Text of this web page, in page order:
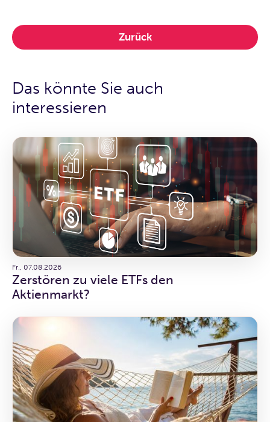
Zurück
Das könnte Sie auch
interessieren
Fr., 07.08.2026
Zerstören zu viele ETFs den
Aktienmarkt?